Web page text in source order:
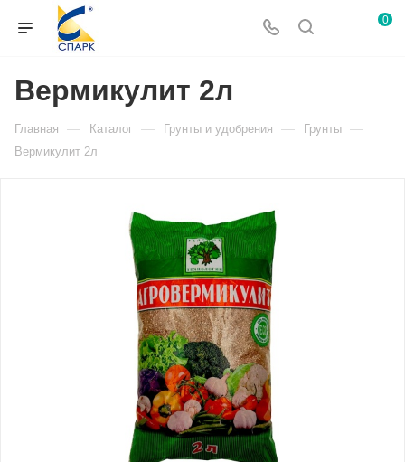
0
Вермикулит 2л
Главная — Каталог — Грунты и удобрения — Грунты —
Вермикулит 2л